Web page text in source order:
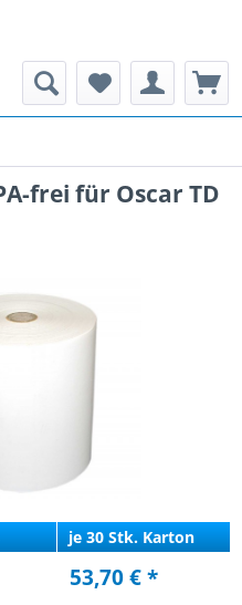
frei für Oscar TD
je 30 Stk. Karton
53,70 € *